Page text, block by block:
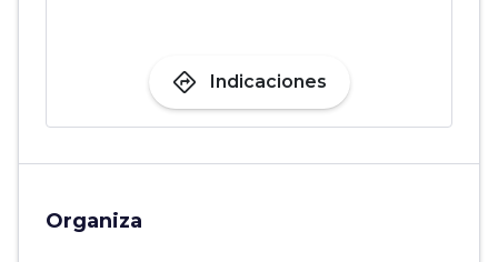
directions Indicaciones
Organiza